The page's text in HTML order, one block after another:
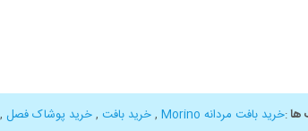
ها:خرید بافت مردانه Morino ,خرید بافت ,خرید پوشاک فصل ,